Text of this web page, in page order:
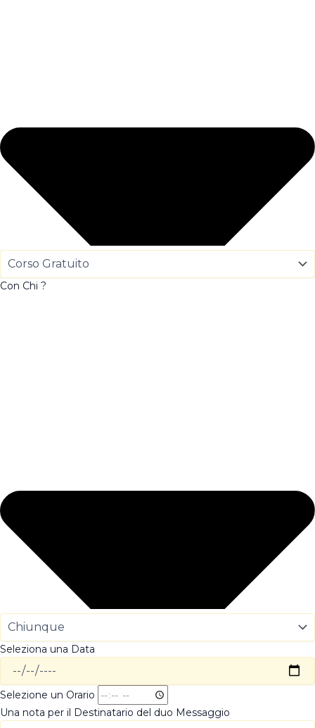
Con Chi ?
Seleziona una Data
Selezione un Orario
Una nota per il Destinatario del duo Messaggio